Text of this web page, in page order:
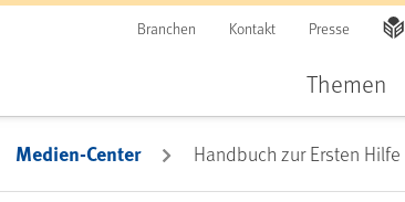
Branchen Kontakt Presse
Themen
Medien-Center Handbuch zur Ersten Hilfe